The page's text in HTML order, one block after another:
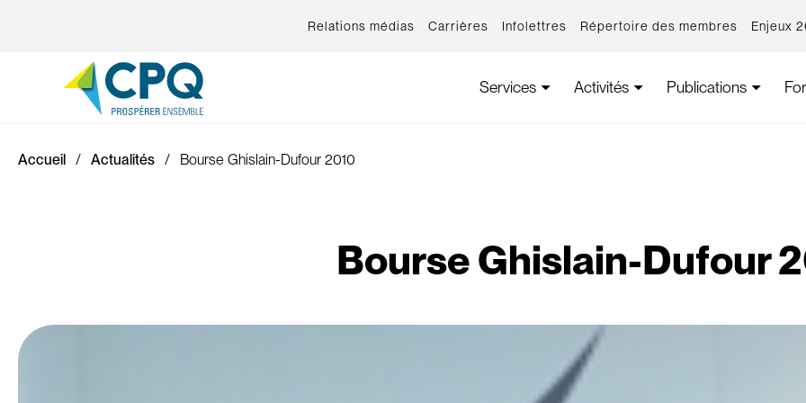
Relations médias Carrières Infolettres Répertoire des membres Enjeux
Services Activités Publications
Accueil Actualités Bourse Ghislain-Dufour 2010
Bourse Ghislain-Dufour